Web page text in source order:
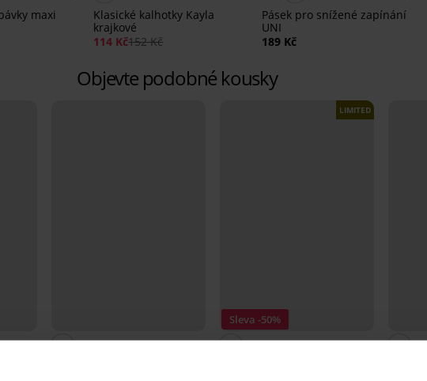
maxi
Klasické kalhotky Kayla
krajkové
114 Kč152 Kč
Pásek pro snížené zapínání
UNI
189 Kč
Objevte podobné kousky
4,6
bez
Sleva -50%
LIMITED
5